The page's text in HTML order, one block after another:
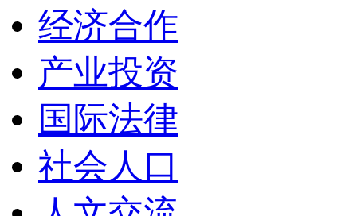
经济合作
产业投资
国际法律
社会人口